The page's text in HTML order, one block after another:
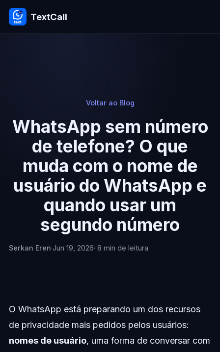
TextCall
Voltar ao Blog
WhatsApp sem número
de telefone? O que
muda com o nome de
usuário do WhatsApp e
quando usar um
segundo número
Serkan Eren·Jun 19, 2026· 8 min de leitura
O WhatsApp está preparando um dos recursos
de privacidade mais pedidos pelos usuários:
nomes de usuário, uma forma de conversar com